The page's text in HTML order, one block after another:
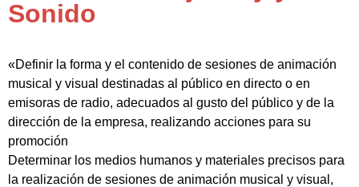
Sonido
«Definir la forma y el contenido de sesiones de animación
musical y visual destinadas al público en directo o en
emisoras de radio, adecuados al gusto del público y de la
dirección de la empresa, realizando acciones para su
promoción
Determinar los medios humanos y materiales precisos para
la realización de sesiones de animación musical y visual,